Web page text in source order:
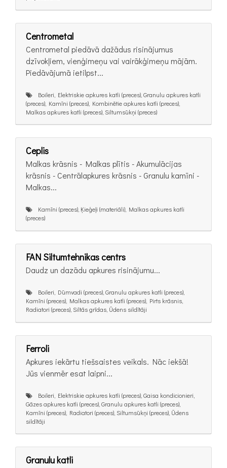
Centrometal
Centrometal piedāvā dažādus risinājumus
dzīvokļiem, vienģimeņu vai vairākģimeņu mājām.
Piedāvājumā ietilpst...
Boileri, Elektriskie apkures katli (preces), Granulu apkures katli
(preces), Kamīni (preces), Kombinētie apkures katli (preces),
Malkas apkures katli (preces), Siltumsūkņi (preces)
Ceplis
Malkas krāsnis - Malkas plītis - Akumulācijas
krāsnis - Centrālapkures krāsnis - Granulu kamīni -
Malkas...
Kamīni (preces), Ķieģeļi (materiāli), Malkas apkures katli
(preces)
FAN Siltumtehnikas centrs
Daudz un dazādu apkures risinãjumu...
Boileri, Dūmvadi (preces), Granulu apkures katli (preces),
Kamīni (preces), Malkas apkures katli (preces), Pirts krāsnis,
Radiatori (preces), Siltās grīdas, Ūdens sildītāji
Ferroli
Apkures iekārtu tiešsaistes veikals. Nāc iekšā!
Jūs vienmēr esat laipni...
Boileri, Elektriskie apkures katli (preces), Gaisa kondicionieri,
Gāzes apkures katli (preces), Granulu apkures katli (preces),
Kamīni (preces), Radiatori (preces), Siltumsūkņi (preces), Ūdens
sildītāji
Granulu katli